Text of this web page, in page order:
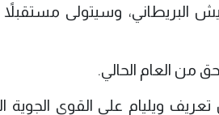
وهو ضابط في الجيش البريطاني، وسيتولى
من العام الحالي.
ويليام على القوى الجوية